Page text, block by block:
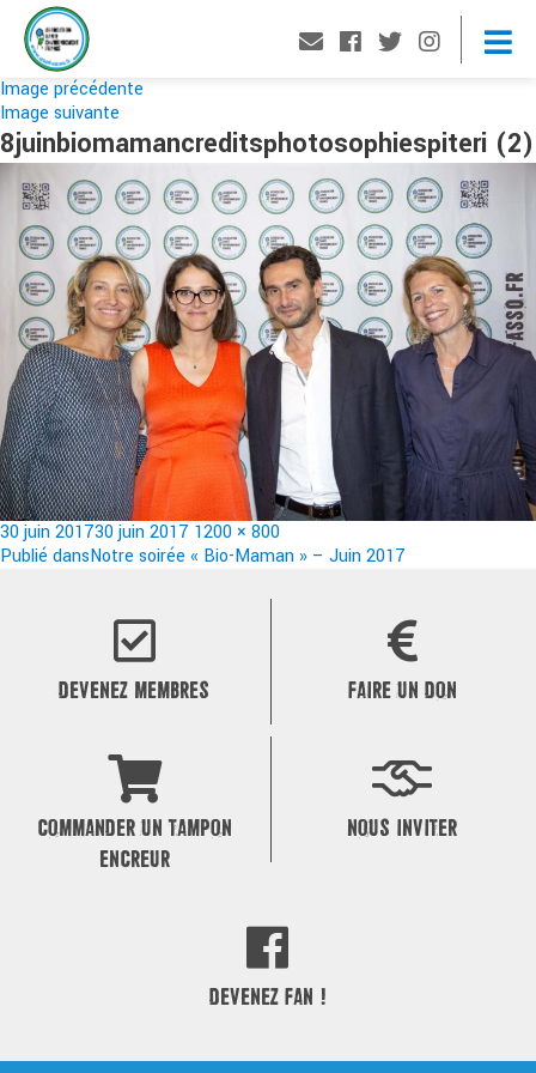
Image précédente
Image suivante
8juinbiomamancreditsphotosophiespiteri (2)
Publié
le
30 juin 201730 juin 2017 Taille
réelle
1200 × 800
Navigation
Publié dansNotre soirée « Bio-Maman » – Juin 2017
DEVENEZ MEMBRES FAIRE UN DON
COMMANDER UN TAMPON
ENCREUR
NOUS INVITER
DEVENEZ FAN !